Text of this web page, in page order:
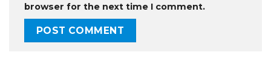
browser for the next time I comment.